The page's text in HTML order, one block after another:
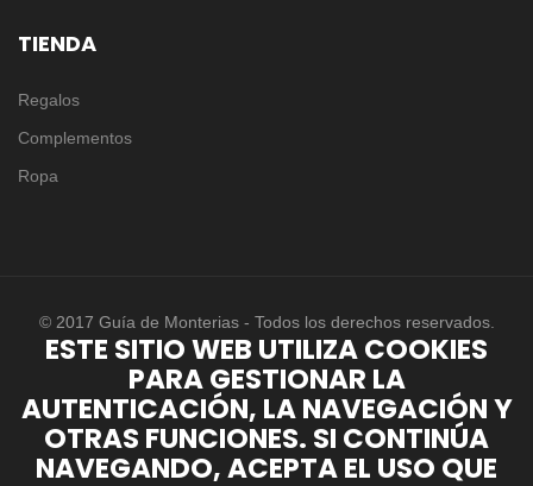
TIENDA
Regalos
Complementos
Ropa
© 2017 Guía de Monterias - Todos los derechos reservados.
ESTE SITIO WEB UTILIZA COOKIES
PARA GESTIONAR LA
AUTENTICACIÓN, LA NAVEGACIÓN Y
OTRAS FUNCIONES. SI CONTINÚA
NAVEGANDO, ACEPTA EL USO QUE